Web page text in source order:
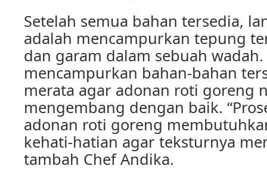
Setelah semua bahan tersedia,
adalah mencampurkan tepung
dan garam dalam sebuah
mencampurkan bahan-bahan
merata agar adonan roti goreng
mengembang dengan baik.
adonan roti goreng
kehati-hatian agar teksturnya
tambah Chef Andika.